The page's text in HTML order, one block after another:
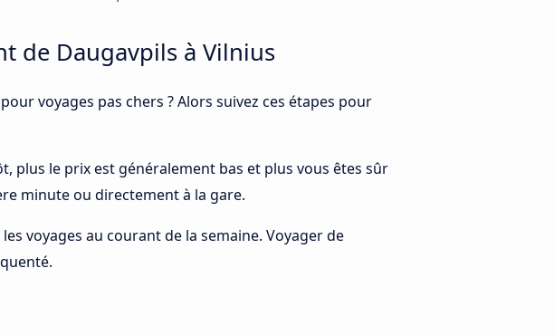
de Daugavpils à Vilnius
voyages pas chers ? Alors suivez ces étapes pour
plus le prix est généralement bas et plus vous êtes sûr
minute ou directement à la gare.
voyages au courant de la semaine. Voyager de